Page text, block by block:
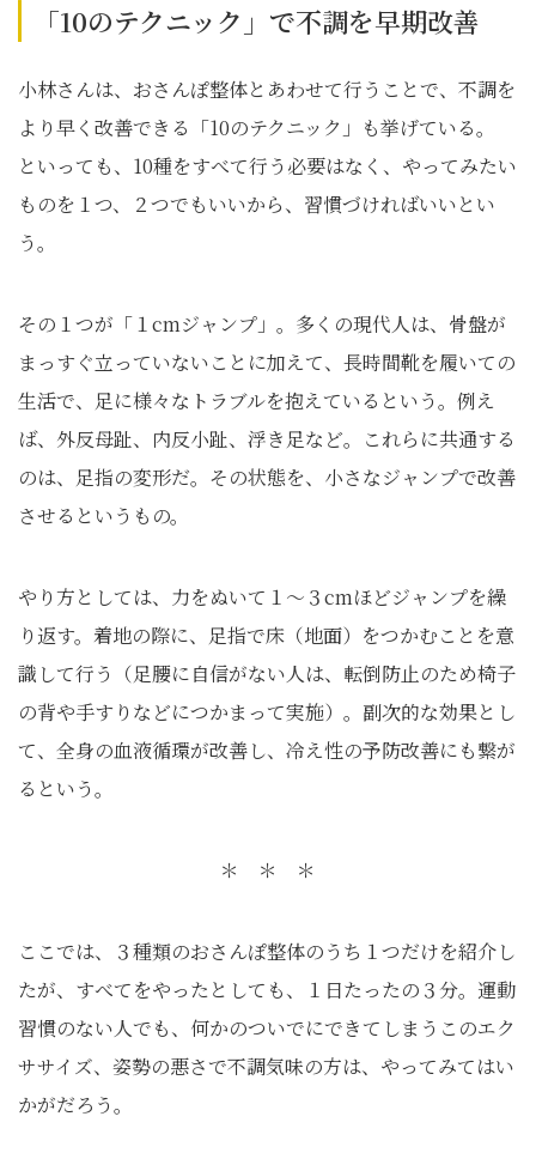
「10のテクニック」で不調を早期改善
小林さんは、おさんぽ整体とあわせて行うことで、不調を
より早く改善できる「10のテクニック」も挙げている。
といっても、10種をすべて行う必要はなく、やってみたい
ものを１つ、２つでもいいから、習慣づければいいとい
う。
その１つが「１cmジャンプ」。多くの現代人は、骨盤が
まっすぐ立っていないことに加えて、長時間靴を履いての
生活で、足に様々なトラブルを抱えているという。例え
ば、外反母趾、内反小趾、浮き足など。これらに共通する
のは、足指の変形だ。その状態を、小さなジャンプで改善
させるというもの。
やり方としては、力をぬいて１～３cmほどジャンプを繰
り返す。着地の際に、足指で床（地面）をつかむことを意
識して行う（足腰に自信がない人は、転倒防止のため椅子
の背や手すりなどにつかまって実施）。副次的な効果とし
て、全身の血液循環が改善し、冷え性の予防改善にも繋が
るという。
＊ ＊ ＊
ここでは、３種類のおさんぽ整体のうち１つだけを紹介し
たが、すべてをやったとしても、１日たったの３分。運動
習慣のない人でも、何かのついでにできてしまうこのエク
ササイズ、姿勢の悪さで不調気味の方は、やってみてはい
かがだろう。